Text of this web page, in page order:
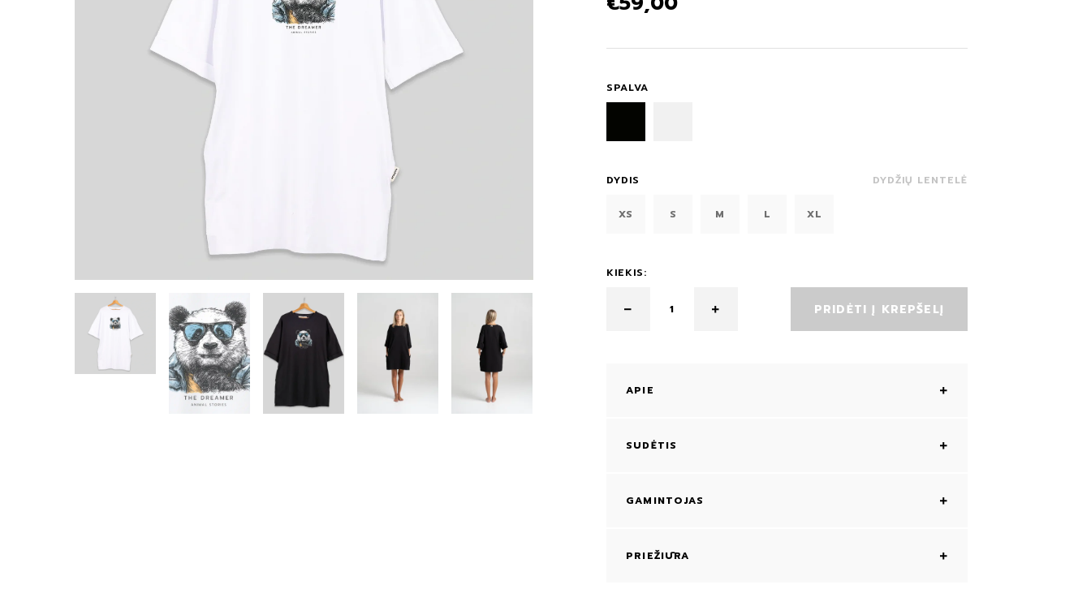
SPALVA
DYDIS DYDŽIŲ LENTELĖ
XS S M L XL
KIEKIS:
PRIDĖTI Į KREPŠELĮ
APIE
SUDĖTIS
GAMINTOJAS
PRIEŽIŪRA